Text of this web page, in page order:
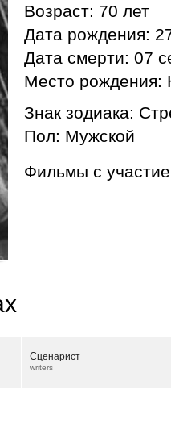
Возраст: 70 лет
Дата рождения:
Дата смерти: 07
Место
Знак зодиака:
Пол: Мужской
Фильмы с
Сценарист
writers